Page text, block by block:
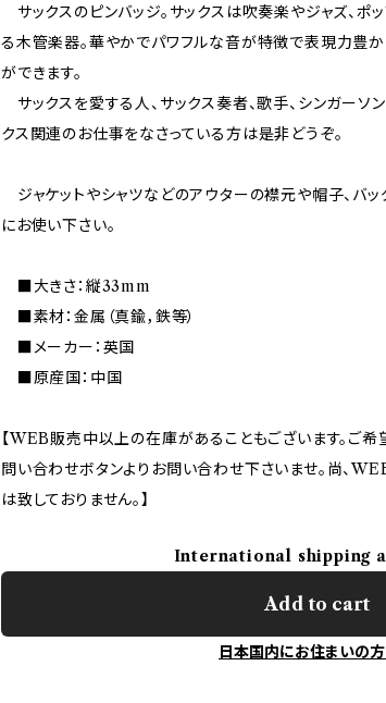
サックスのピンバッジ。サックスは吹奏楽やジャズ、
る木管楽器。華やかでパワフルな音が特徴で表現力豊
ができます。
サックスを愛する人、サックス奏者、歌手、シンガーソ
クス関連のお仕事をなさっている方は是非どうぞ。
ジャケットやシャツなどのアウターの襟元や帽子、バッ
にお使い下さい。
■大きさ：縦33mm
■素材：金属（真鍮，鉄等）
■メーカー：英国
■原産国：中国
【WEB販売中以上の在庫があることもございます。ご
問い合わせボタンよりお問い合わせ下さいませ。尚、
は致しておりません。】
International shipping
Add to cart
日本国内にお住まいの